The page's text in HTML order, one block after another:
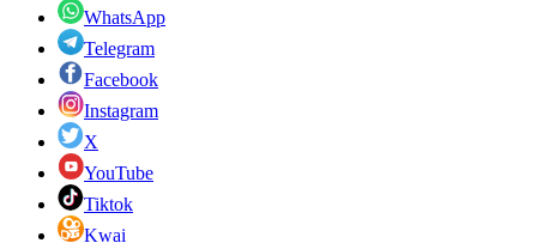
WhatsApp
Telegram
Facebook
Instagram
X
YouTube
Tiktok
Kwai